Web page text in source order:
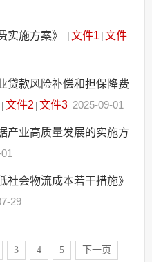
实施方案》 |文件1 |文件
贷款风险补偿和担保降费
|文件2 |文件3 2025-09-01
产业高质量发展的实施方
会物流成本若干措施》
29
3 4 5 下一页